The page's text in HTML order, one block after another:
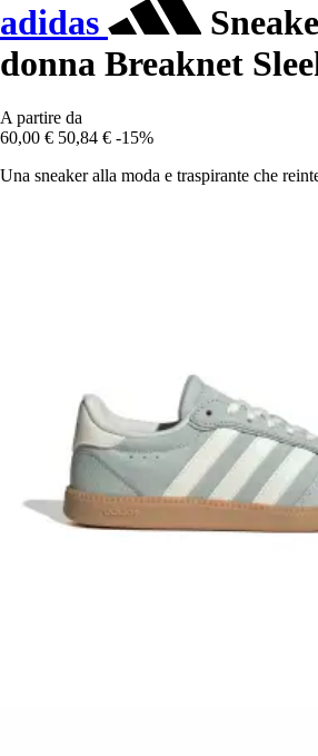
adidas
donna Breaknet
A partire da
60,00 € 50,84 € -15%
Una sneaker alla moda e traspirante che